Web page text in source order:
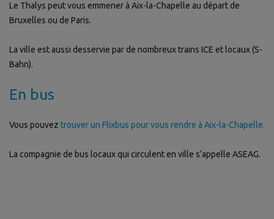
Le Thalys peut vous emmener à Aix-la-Chapelle au départ de
Bruxelles ou de Paris.
La ville est aussi desservie par de nombreux trains ICE et locaux (S-
Bahn).
En bus
Vous pouvez trouver un Flixbus pour vous rendre à Aix-la-Chapelle.
La compagnie de bus locaux qui circulent en ville s’appelle ASEAG.